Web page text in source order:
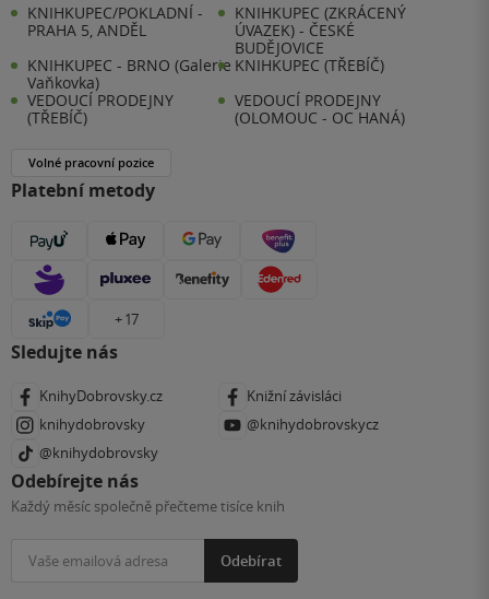
KNIHKUPEC/POKLADNÍ -
PRAHA 5, ANDĚL
KNIHKUPEC (ZKRÁCENÝ
ÚVAZEK) - ČESKÉ
BUDĚJOVICE
KNIHKUPEC - BRNO (Galerie
Vaňkovka)
KNIHKUPEC (TŘEBÍČ)
VEDOUCÍ PRODEJNY
(TŘEBÍČ)
VEDOUCÍ PRODEJNY
(OLOMOUC - OC HANÁ)
Volné pracovní pozice
Platební metody
+ 17
Sledujte nás
KnihyDobrovsky.cz
Knižní závisláci
knihydobrovsky
@knihydobrovskycz
@knihydobrovsky
Odebírejte nás
Každý měsíc společně přečteme tisíce knih
Odebírat